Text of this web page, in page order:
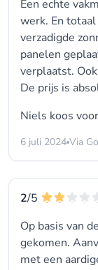
Een echte
werk. En
verzadigde
panelen
verplaatst.
De prijs is
Niels koos voor
6 juli 2024 Via
2/5
Op basis van
gekomen.
met een